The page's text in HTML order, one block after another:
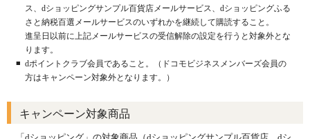
ス、dショッピングサンプル百貨店メールサービス、dショッピングふる
さと納税百選メールサービスのいずれかを継続して購読すること。
進呈日以前に上記メールサービスの受信解除の設定を行うと対象外とな
ります。
dポイントクラブ会員であること。（ドコモビジネスメンバーズ会員の
方はキャンペーン対象外となります。）
キャンペーン対象商品